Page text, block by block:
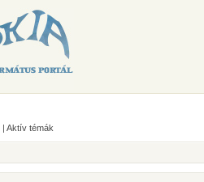
| Aktív témák